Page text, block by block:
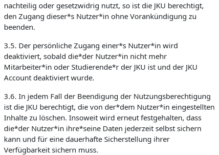
nachteilig oder gesetzwidrig nutzt, so ist die JKU berechtigt,
den Zugang dieser*s Nutzer*in ohne Vorankündigung zu
beenden.
3.5. Der persönliche Zugang einer*s Nutzer*in wird
deaktiviert, sobald die*der Nutzer*in nicht mehr
Mitarbeiter*in oder Studierende*r der JKU ist und der JKU
Account deaktiviert wurde.
3.6. In jedem Fall der Beendigung der Nutzungsberechtigung
ist die JKU berechtigt, die von der*dem Nutzer*in eingestellten
Inhalte zu löschen. Insoweit wird erneut festgehalten, dass
die*der Nutzer*in ihre*seine Daten jederzeit selbst sichern
kann und für eine dauerhafte Sicherstellung ihrer
Verfügbarkeit sichern muss.